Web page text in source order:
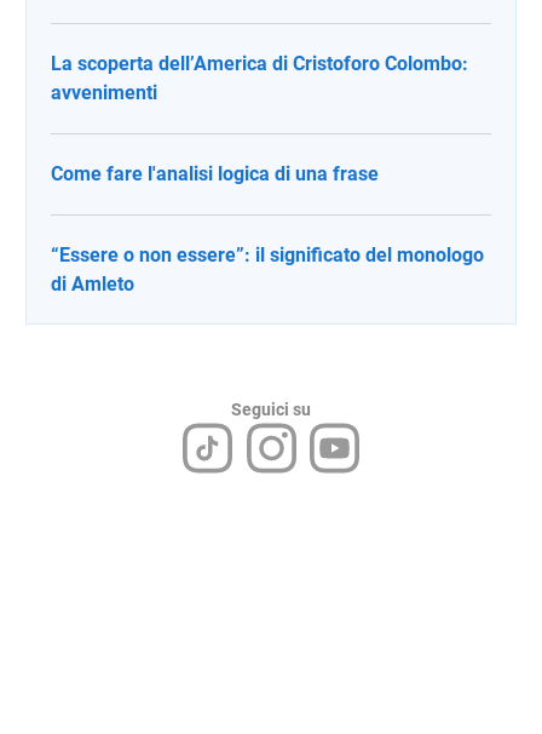
La scoperta dell’America di Cristoforo Colombo:
avvenimenti
Come fare l'analisi logica di una frase
“Essere o non essere”: il significato del monologo
di Amleto
Seguici su